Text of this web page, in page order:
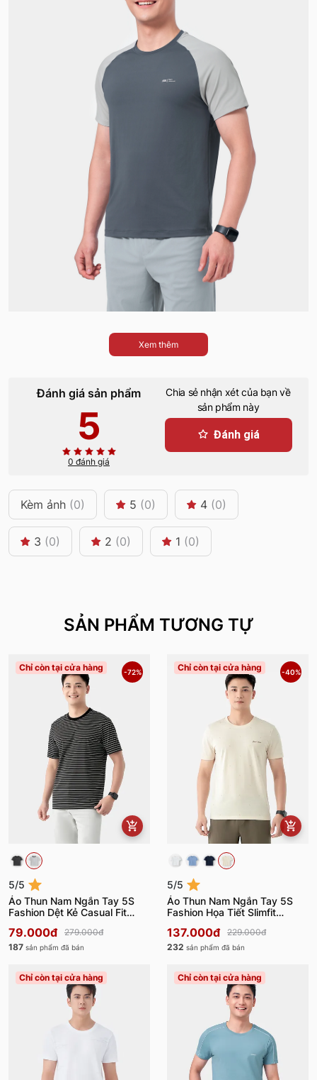
Xem thêm
Đánh giá sản phẩm
5
0 đánh giá
Chia sẻ nhận xét của bạn về
sản phẩm này
Đánh giá
Kèm ảnh (0) 5 (0) 4 (0)
3 (0) 2 (0) 1 (0)
SẢN PHẨM TƯƠNG TỰ
Chỉ còn tại cửa hàng -72%
5/5
Áo Thun Nam Ngắn Tay 5S
Fashion Dệt Kẻ Casual Fit
79.000đ
279.000đ
187 sản phẩm đã bán
Chỉ còn tại cửa hàng -40%
5/5
Áo Thun Nam Ngắn Tay 5S
Fashion Họa Tiết Slimfit
137.000đ
229.000đ
232 sản phẩm đã bán
Chỉ còn tại cửa hàng Chỉ còn tại cửa hàng